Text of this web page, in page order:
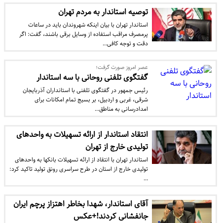
توصیه استاندار به مردم تهران
استاندار تهران با بیان اینکه شهروندان باید در ساعات
پرمصرف مراقب استفاده از وسایل برقی باشند، گفت: اگر
دقت و توجه کافی…
عصر امروز صورت گرفت؛
گفتگوی تلفنی روحانی با سه استاندار
رئیس جمهور در گفتگوی تلفنی با استانداران آذربایجان
شرقی، غربی و اردبیل، بر بسیج تمام امکانات برای
امدادرسانی به مناطق…
انتقاد استاندار از ارائه تسهیلات به واحدهای
تولیدی خارج از تهران
استاندار تهران با انتقاد از ارائه تسهیلات بانکها به واحدهای
تولیدی خارج از استان در طرح سراسری رونق تولید تاکید کرد:
…
آقای استاندار، شهدا بخاطر اهتزاز پرچم ایران
جانفشانی کردند!+عکس